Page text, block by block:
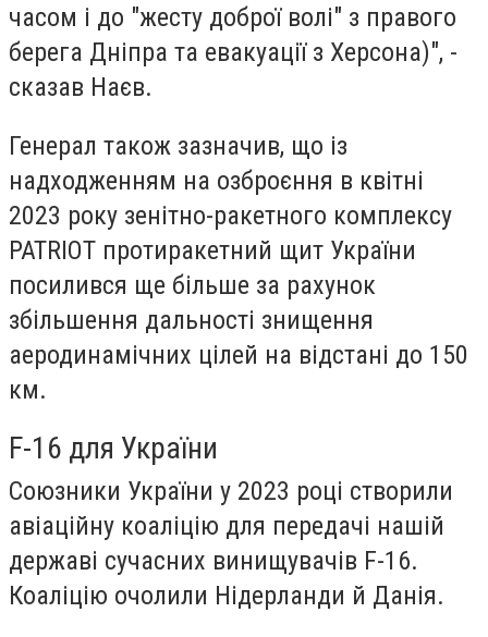
часом і до "жесту доброї волі" з правого
берега Дніпра та евакуації з Херсона)", -
сказав Наєв.
Генерал також зазначив, що із
надходженням на озброєння в квітні
2023 року зенітно-ракетного комплексу
PATRIOT протиракетний щит України
посилився ще більше за рахунок
збільшення дальності знищення
аеродинамічних цілей на відстані до 150
км.
F-16 для України
Союзники України у 2023 році створили
авіаційну коаліцію для передачі нашій
державі сучасних винищувачів F-16.
Коаліцію очолили Нідерланди й Данія.